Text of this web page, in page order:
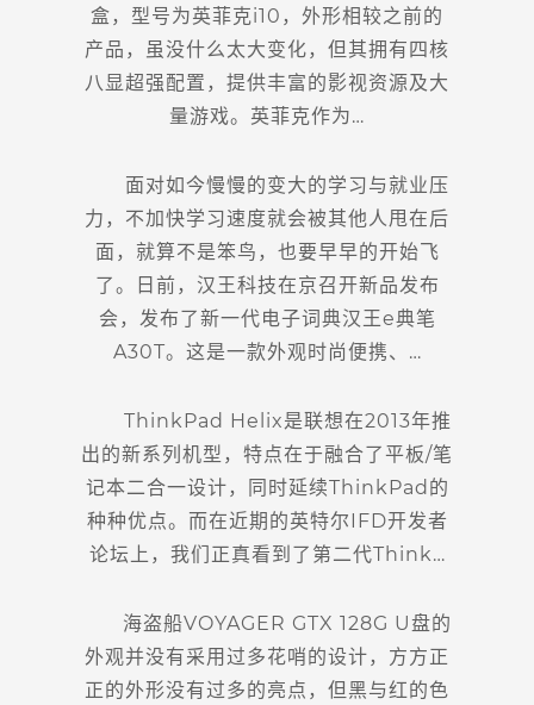
盒，型号为英菲克i10，外形相较之前的
产品，虽没什么太大变化，但其拥有四核
八显超强配置，提供丰富的影视资源及大
量游戏。英菲克作为…
面对如今慢慢的变大的学习与就业压
力，不加快学习速度就会被其他人甩在后
面，就算不是笨鸟，也要早早的开始飞
了。日前，汉王科技在京召开新品发布
会，发布了新一代电子词典汉王e典笔
A30T。这是一款外观时尚便携、…
ThinkPad Helix是联想在2013年推
出的新系列机型，特点在于融合了平板/笔
记本二合一设计，同时延续ThinkPad的
种种优点。而在近期的英特尔IFD开发者
论坛上，我们正真看到了第二代Think…
海盗船VOYAGER GTX 128G U盘的
外观并没有采用过多花哨的设计，方方正
正的外形没有过多的亮点，但黑与红的色